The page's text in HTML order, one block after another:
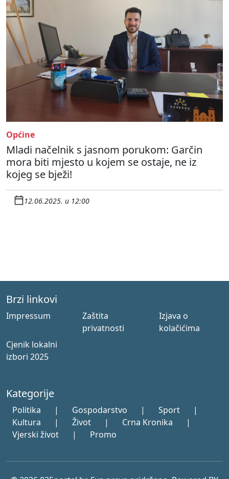
Općine
Mladi načelnik s jasnom porukom: Garčin
mora biti mjesto u kojem se ostaje, ne iz
kojeg se bježi!
12.06.2025. u 12:00
Brzi linkovi
Impressum
Zaštita
privatnosti
Izjava o
kolačićima
Cjenik lokalni
izbori 2025
Kategorije
Politika | Gospodarstvo | Sport
|
Kultura
| Život | Crna Kronika
|
Vjerski život
| Promo